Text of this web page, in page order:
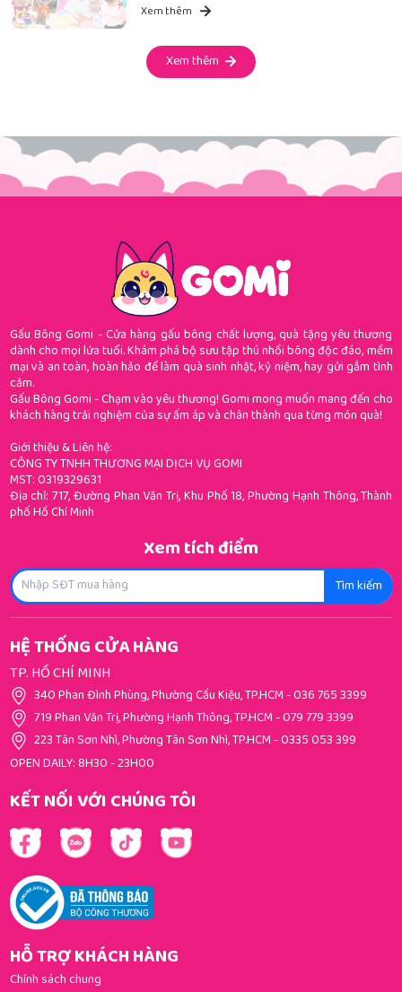
Xem thêm
Xem thêm
Gấu Bông Gomi - Cửa hàng gấu bông chất lượng, quà tặng yêu thương
dành cho mọi lứa tuổi. Khám phá bộ sưu tập thú nhồi bông độc đáo, mềm
mại và an toàn, hoàn hảo để làm quà sinh nhật, kỷ niệm, hay gửi gắm tình
cảm.
Gấu Bông Gomi - Chạm vào yêu thương! Gomi mong muốn mang đến cho
khách hàng trải nghiệm của sự ấm áp và chân thành qua từng món quà!
Giới thiệu & Liên hệ:
CÔNG TY TNHH THƯƠNG MẠI DỊCH VỤ GOMI
MST: 0319329631
Địa chỉ: 717, Đường Phan Văn Trị, Khu Phố 18, Phường Hạnh Thông, Thành
phố Hồ Chí Minh
Xem tích điểm
Tìm kiếm
HỆ THỐNG CỬA HÀNG
TP. HỒ CHÍ MINH
340 Phan Đình Phùng, Phường Cầu Kiệu, TP.HCM-036 765 3399
719 Phan Văn Trị, Phường Hạnh Thông, TP.HCM-079 779 3399
223 Tân Sơn Nhì, Phường Tân Sơn Nhì, TP.HCM-0335 053 399
OPEN DAILY: 8H30 - 23H00
KẾT NỐI VỚI CHÚNG TÔI
HỖ TRỢ KHÁCH HÀNG
Chính sách chung